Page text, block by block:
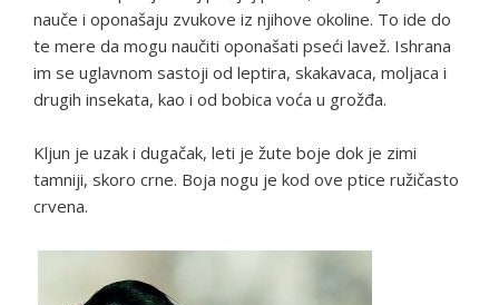
nauče i oponašaju zvukove iz njihove okoline. To ide do
te mere da mogu naučiti oponašati pseći lavež. Ishrana
im se uglavnom sastoji od leptira, skakavaca, moljaca i
drugih insekata, kao i od bobica voća u grožđa.
Kljun je uzak i dugačak, leti je žute boje dok je zimi
tamniji, skoro crne. Boja nogu je kod ove ptice ružičasto
crvena.